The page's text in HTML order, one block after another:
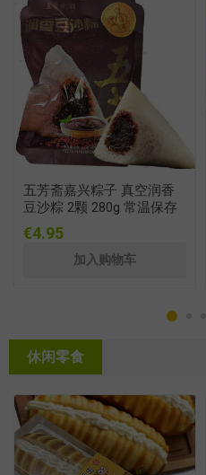
五芳斋嘉兴粽子 真空润香
豆沙粽 2颗 280g 常温保存
€4.95
休闲零食